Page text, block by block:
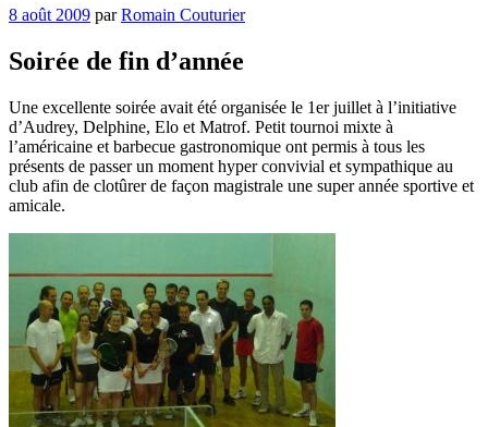
Publié
8 août 2009 parRomain Couturier
Soirée de fin d’année
Une excellente soirée avait été organisée le 1er juillet à l’initiative
d’Audrey, Delphine, Elo et Matrof. Petit tournoi mixte à
l’américaine et barbecue gastronomique ont permis à tous les
présents de passer un moment hyper convivial et sympathique au
club afin de clotûrer de façon magistrale une super année sportive et
amicale.